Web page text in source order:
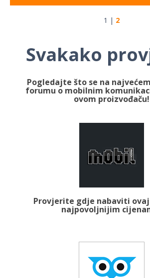
1 | 2
Svakako
Pogledajte što se na
forumu o mobilnim
ovom proizvođaču!
Provjerite gdje nabaviti
najpovoljnijim